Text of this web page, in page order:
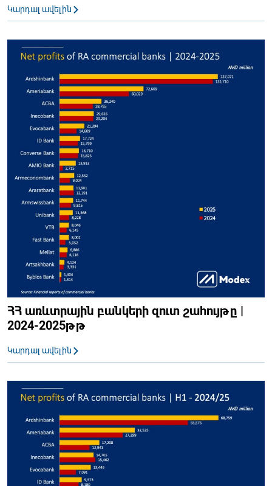
Կարդալ ավելին
ՀՀ առևտրային բանկերի զուտ շահույթը |
2024-2025թթ
Կարդալ ավելին